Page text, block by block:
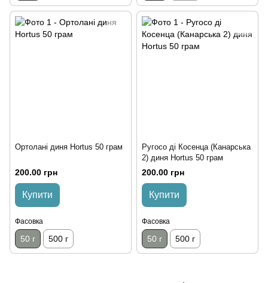
Ортолані диня Hortus 50 грам
200.00 грн
Купити
Фасовка
50 г 500 г
Ругосо ді Косенца (Канарська
2) диня Hortus 50 грам
200.00 грн
Купити
Фасовка
50 г 500 г